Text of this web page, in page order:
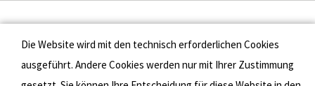
Presse
Kontakt
Die Website wird mit den technisch erforderlichen Cookies
ausgeführt. Andere Cookies werden nur mit Ihrer Zustimmung